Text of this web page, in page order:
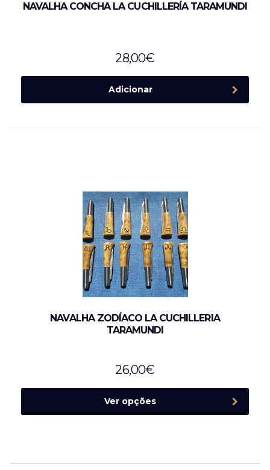
NAVALHA CONCHA LA CUCHILLERÍA TARAMUNDI
28,00€
Adicionar
NAVALHA ZODÍACO LA CUCHILLERIA
TARAMUNDI
26,00€
Ver opções